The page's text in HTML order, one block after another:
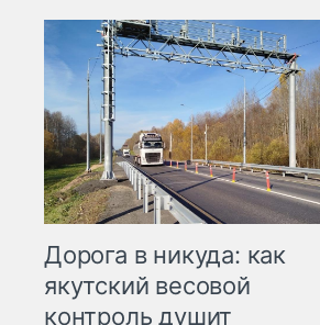
Дорога в никуда: как
якутский весовой
контроль душит